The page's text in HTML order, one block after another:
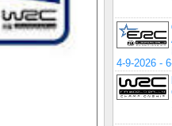
4-9-2026 -